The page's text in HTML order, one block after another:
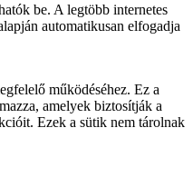
be. A legtöbb internetes
automatikusan elfogadja
működéséhez. Ez a
amelyek biztosítják a
Ezek a sütik nem tárolnak